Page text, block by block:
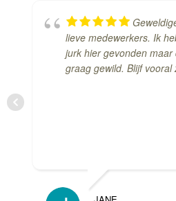
lieve medewerkers. Ik
jurk hier gevonden maar
graag gewild. Blijf vooral